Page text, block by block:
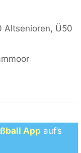
Altsenioren, Ü50
App auf’s